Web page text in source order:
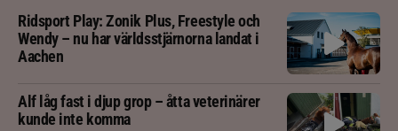
Ridsport Play: Zonik Plus, Freestyle och
Wendy – nu har världsstjärnorna landat i
Aachen
Alf låg fast i djup grop – åtta veterinärer
kunde inte komma